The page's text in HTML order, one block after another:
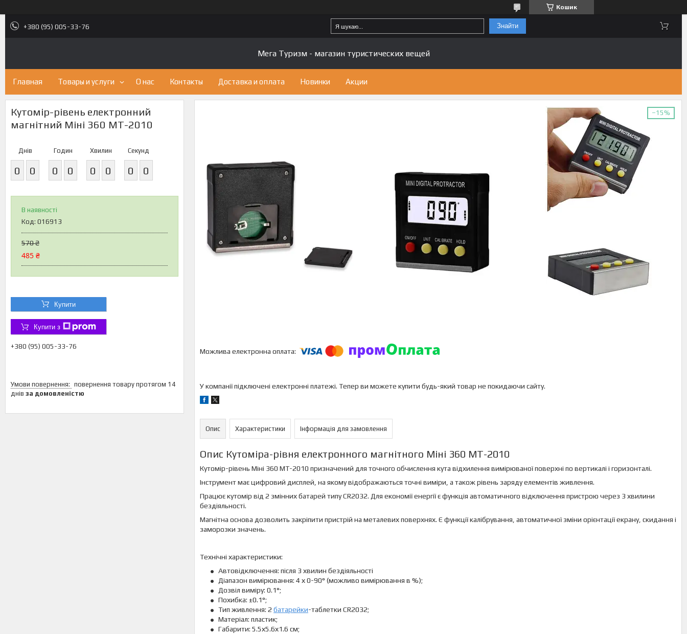
Кошик
+380 (95) 005-33-76 Знайти
Мега Туризм - магазин туристических вещей
Главная Товары и услуги О нас Контакты Доставка и оплата Новинки Акции
Кутомір-рівень електронний
магнітний Міні 360 MT-2010
Днів
0 0
Годин
0 0
Хвилин
0 0
Секунд
0 0
В наявності
Код: 016913
570 ₴
485 ₴
Купити
Купити з
+380 (95) 005-33-76
повернення товару протягом 14
днів за домовленістю
–15%
У компанії підключені електронні платежі. Тепер ви можете купити будь-який товар не покидаючи сайту.
Опис Характеристики Інформація для замовлення
Опис Кутоміра-рівня електронного магнітного Міні 360 MT-2010
Кутомір-рівень Міні 360 MT-2010 призначений для точного обчислення кута відхилення вимірюваної поверхні по вертикалі і горизонталі.
Інструмент має цифровий дисплей, на якому відображаються точні виміри, а також рівень заряду елементів живлення.
Працює кутомір від 2 змінних батарей типу CR2032. Для економії енергії є функція автоматичного відключення пристрою через 3 хвилини
бездіяльності.
Магнітна основа дозволить закріпити пристрій на металевих поверхнях. Є функції калібрування, автоматичної зміни орієнтації екрану, скидання і
заморозки значень.
Технічні характеристики:
Автовідключення: після 3 хвилин бездіяльності
Діапазон вимірювання: 4 х 0-90° (можливо вимірювання в %);
Дозвіл виміру: 0.1°;
Похибка: ±0.1°;
Тип живлення: 2 батарейки-таблетки CR2032;
Матеріал: пластик;
Габарити: 5.5х5.6х1.6 см;